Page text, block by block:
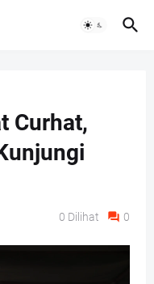
Curhat,
0 Dilihat 0